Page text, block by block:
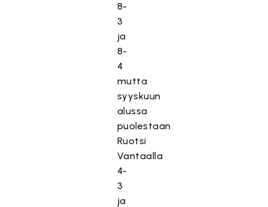
8-
3
ja
8-
4
mutta
syyskuun
alussa
puolestaan
Ruotsi
Vantaalla
4-
3
ja